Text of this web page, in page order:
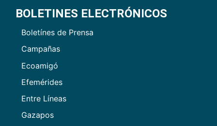
BOLETINES ELECTRÓNICOS
Boletínes de Prensa
Campañas
Ecoamigó
Efemérides
Entre Líneas
Gazapos